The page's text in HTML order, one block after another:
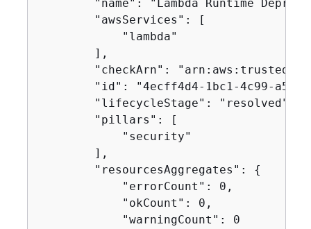
"name": "Lambda Runtime
        "awsServices": [
            "lambda"
        ],
"checkArn":
"id": "4ecff4d4-1bc1-4c99-
        "lifecycleStage": "resolved",
        "pillars": [
            "security"
        ],
        "resourcesAggregates":
{
            "errorCount": 0,
            "okCount": 0,
            "warningCount": 0